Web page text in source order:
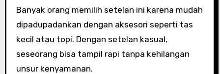
Banyak orang memilih setelan ini karena mudah
dipadupadankan dengan aksesori seperti tas
kecil atau topi. Dengan setelan kasual,
seseorang bisa tampil rapi tanpa kehilangan
unsur kenyamanan.